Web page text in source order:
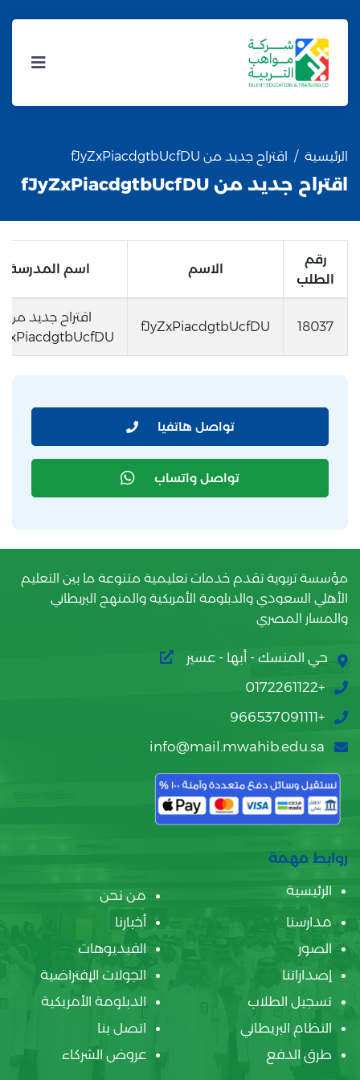
الرئيسية اقتراح جديد من fJyZxPiacdgtbUcfDU
اقتراح جديد من fJyZxPiacdgtbUcfDU
رقم
الطلب
الاسم اسم المدرسة
18037
fJyZxPiacdgtbUcfDU
اقتراح جديد من
تواصل هاتفيا
تواصل واتساب
مؤسسة تربوية تقدم خدمات تعليمية متنوعة ما بين التعليم
الأهلي السعودي والدبلومة الأمريكية والمنهج البريطاني
والمسار المصري
حي المنسك - أبها - عسير
+0172261122
+966537091111
info@mail.mwahib.edu.sa
روابط مهمة
الرئيسية
من نحن
مدارسنا
أخبارنا
الصور
الفيديوهات
إصداراتنا
الجولات الإفتراضية
تسجيل الطلاب
الدبلومة الأمريكية
النظام البريطاني
اتصل بنا
طرق الدفع
عروض الشركاء